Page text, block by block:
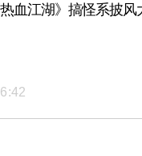
血江湖》搞怪系披风